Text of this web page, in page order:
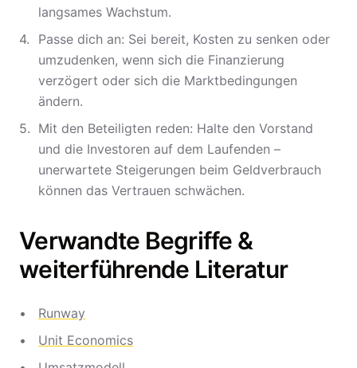
langsames Wachstum.
Passe dich an: Sei bereit, Kosten zu senken oder
umzudenken, wenn sich die Finanzierung
verzögert oder sich die Marktbedingungen
ändern.
Mit den Beteiligten reden: Halte den Vorstand
und die Investoren auf dem Laufenden –
unerwartete Steigerungen beim Geldverbrauch
können das Vertrauen schwächen.
Verwandte Begriffe &
weiterführende Literatur
Runway
Unit Economics